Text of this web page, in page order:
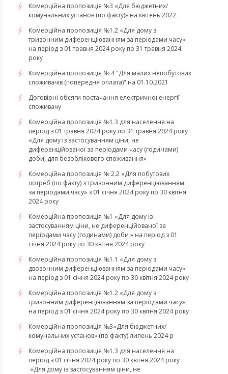
Комерційна пропозиція №3 «Для бюджетних/
комунальних установ (по факту)» на квітень 2022
Комерційна пропозиція №1.2 «Для дому з
тризонним диференціюванням за періодами часу»
на період з 01 травня 2024 року по 31 травня 2024
року
Комерційна пропозиція № 4 "Для малих непобутових
споживачів (попередня оплата)" на 01.10.2021
Договірні обсяги постачання електричної енергії
споживачу
Комерційна пропозиція №1.3 для населення на
період з 01 травня 2024 року по 31 травня 2024 року
«Для дому із застосуванням ціни, не
диференційованої за періодами часу (годинами)
доби, для безоблікового споживання»
Комерційна пропозиція № 2.2 «Для побутових
потреб (по факту) з тризонним диференціюванням
за періодами часу» з 01 січня 2024 року по 30 квітня
2024 року
Комерційна пропозиція №1 «Для дому із
застосуванням ціни, не диференційованої за
періодами часу (годинами) доби » на період з 01
січня 2024 року по 30 квітня 2024 року
Комерційна пропозиція №1.1 «Для дому з
двозонним диференціюванням за періодами часу»
на період з 01 січня 2024 року по 30 квітня 2024 року
Комерційна пропозиція №1.2 «Для дому з
тризонним диференціюванням за періодами часу»
на період з 01 січня 2024 року по 30 квітня 2024 року
Комерційна пропозиція №3«Для бюджетних/
комунальних установ» (по факту) липень 2024 р
Комерційна пропозиція №1.3 для населення на
період з 01 січня 2024 року по 30 квітня 2024 року
«Для дому із застосуванням ціни, не